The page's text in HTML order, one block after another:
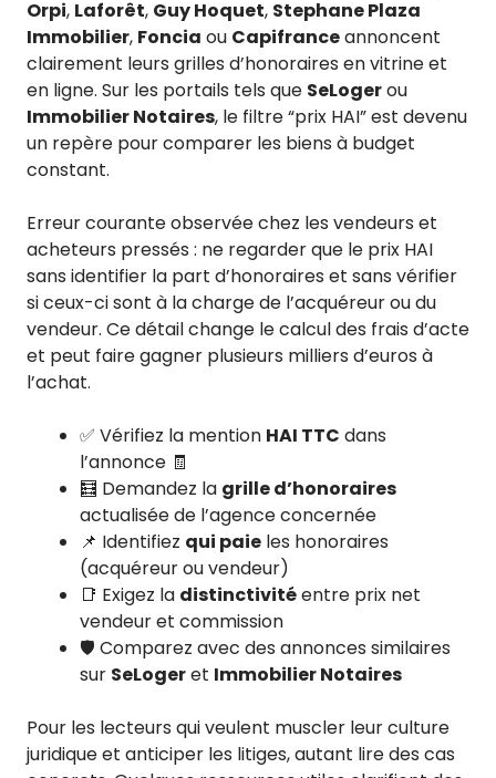
Orpi, Laforêt, Guy Hoquet, Stephane Plaza
Immobilier, Foncia ou Capifranceannoncent
clairement leurs grilles d’honoraires en vitrine et
en ligne. Sur les portails tels que SeLogerou
Immobilier Notaires, le filtre “prix HAI” est devenu
un repère pour comparer les biens à budget
constant.
Erreur courante observée chez les vendeurs et
acheteurs pressés : ne regarder que le prix HAI
sans identifier la part d’honoraires et sans vérifier
si ceux-ci sont à la charge de l’acquéreur ou du
vendeur. Ce détail change le calcul des frais d’acte
et peut faire gagner plusieurs milliers d’euros à
l’achat.
✅ Vérifiez la mention HAI TTC dans
l’annonce 🧾
🧮 Demandez la grille d’honoraires
actualisée de l’agence concernée
📌 Identifiez qui paie les honoraires
(acquéreur ou vendeur)
📑 Exigez la distinctivitéentre prix net
vendeur et commission
🛡️ Comparez avec des annonces similaires
sur SeLogeret Immobilier Notaires
Pour les lecteurs qui veulent muscler leur culture
juridique et anticiper les litiges, autant lire des cas